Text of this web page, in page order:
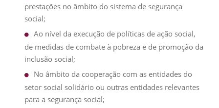
prestações no âmbito do sistema de segurança
social;
Ao nível da execução de políticas de ação social,
de medidas de combate à pobreza e de promoção da
inclusão social;
No âmbito da cooperação com as entidades do
setor social solidário ou outras entidades relevantes
para a segurança social;